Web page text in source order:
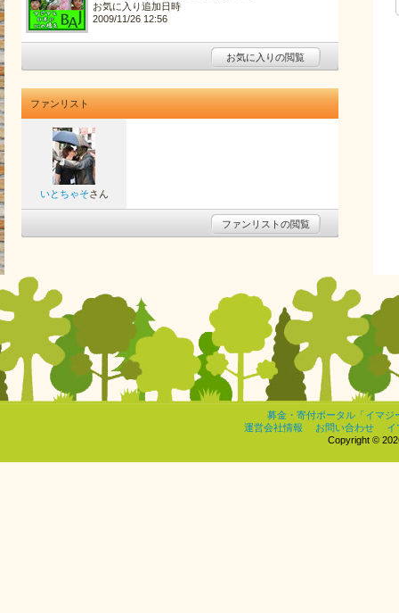
お気に入り追加日時
2009/11/26 12:56
お気に入りの閲覧
ファンリスト
いとちゃそさん
ファンリストの閲覧
募金・寄付ポータル「イマジ
運営会社情報
お問い合わせ
イ
Copyright ©